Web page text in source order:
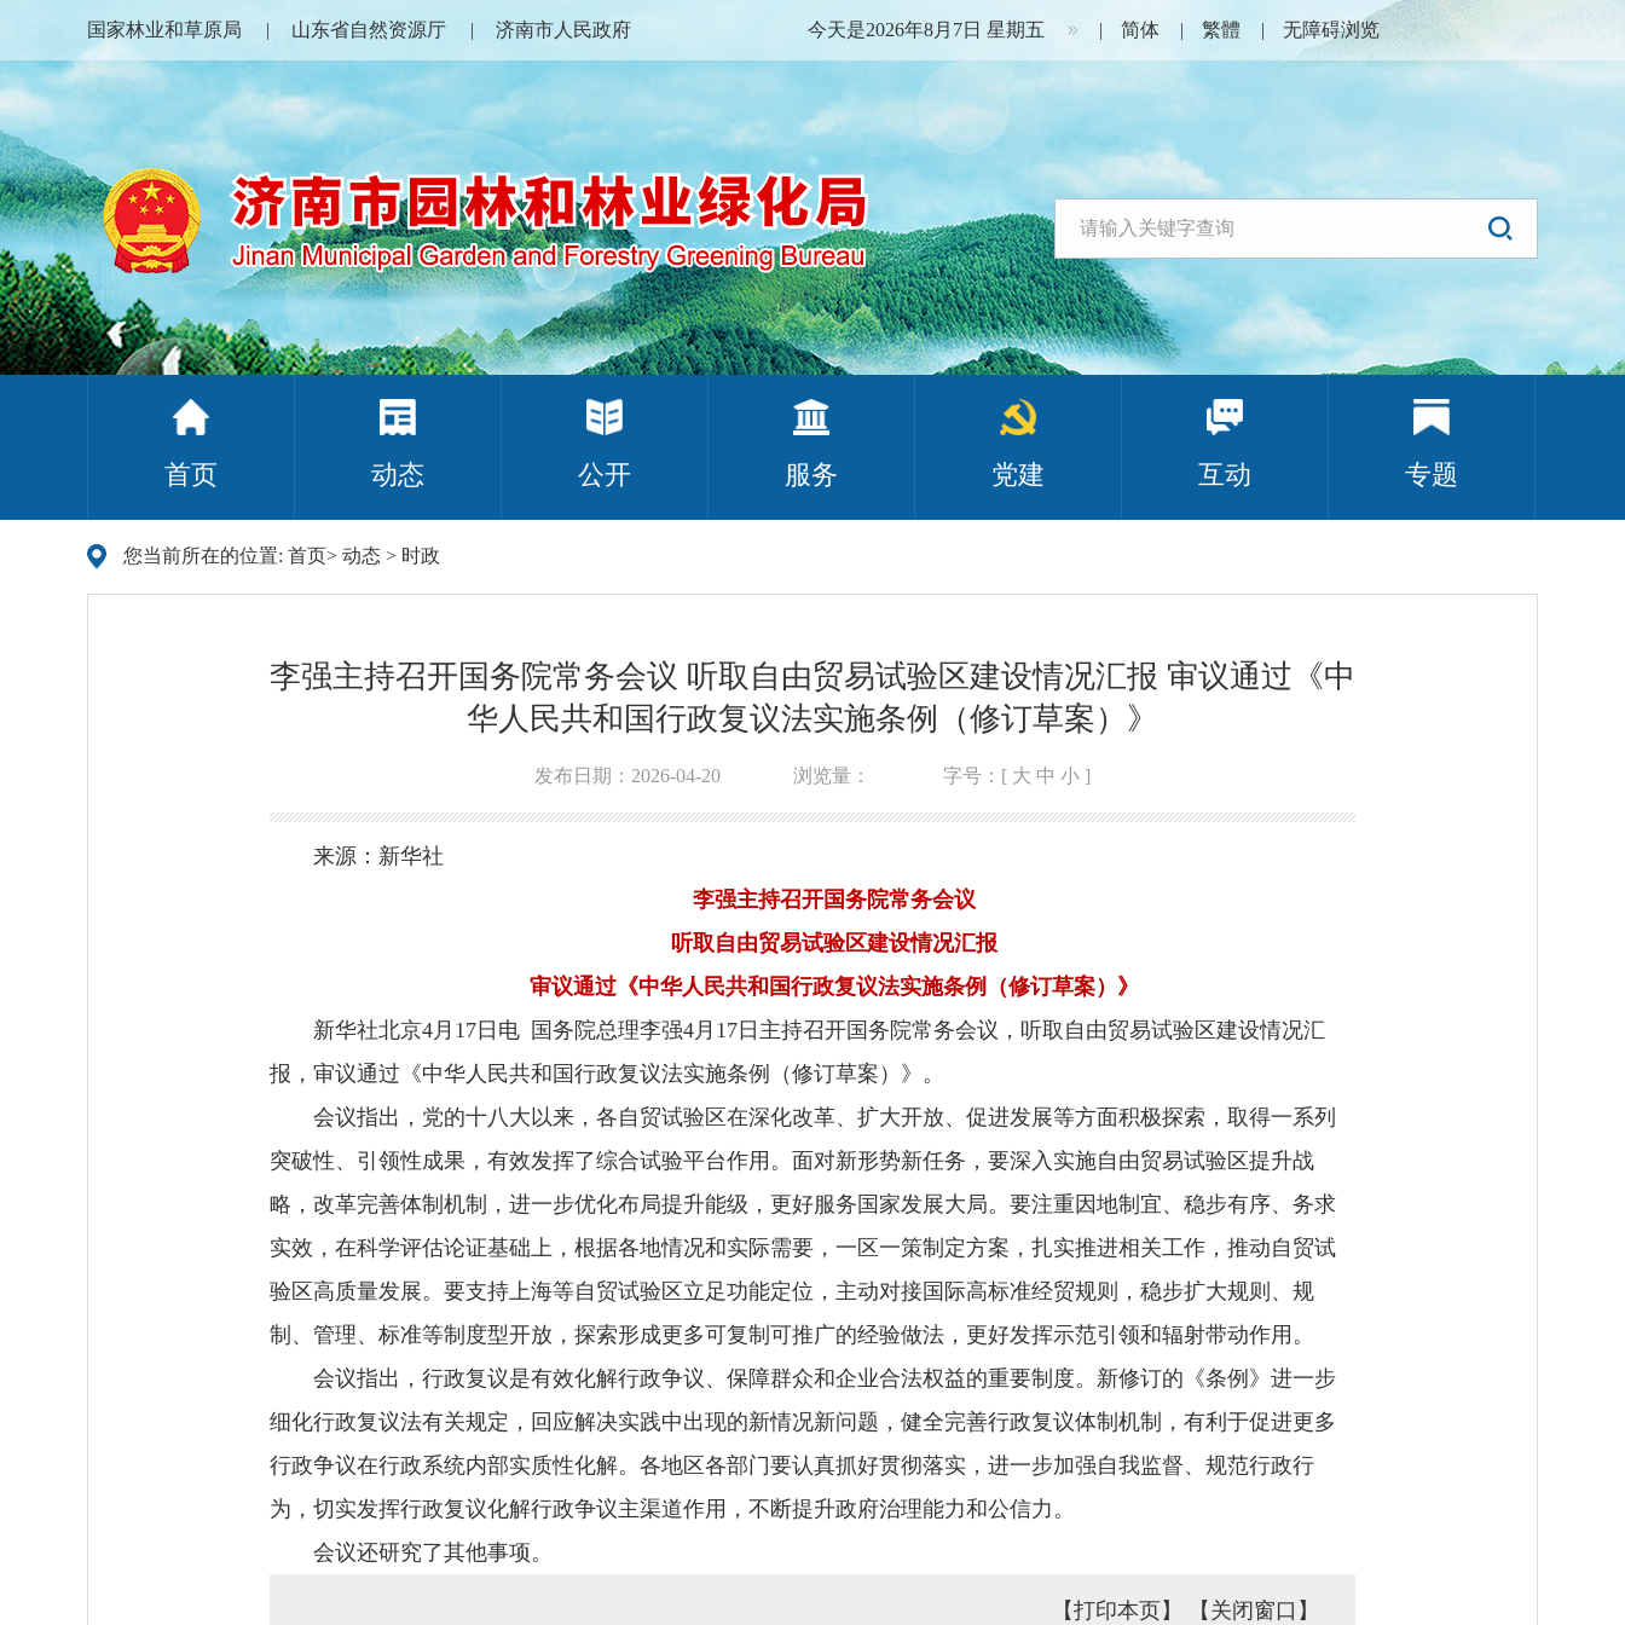
国家林业和草原局 山东省自然资源厅 济南市人民政府 今天是2026年8月7日 星期五 简体 繁體 无障碍浏览
首页 动态 公开 服务 党建 互动 专题
您当前所在的位置: 首页> 动态 > 时政
李强主持召开国务院常务会议 听取自由贸易试验区建设情况汇报 审议通过《中
华人民共和国行政复议法实施条例（修订草案）》
发布日期：2026-04-20 浏览量： 字号：[ 大 中 小 ]
来源：新华社
李强主持召开国务院常务会议
听取自由贸易试验区建设情况汇报
审议通过《中华人民共和国行政复议法实施条例（修订草案）》
新华社北京4月17日电 国务院总理李强4月17日主持召开国务院常务会议，听取自由贸易试验区建设情况汇
报，审议通过《中华人民共和国行政复议法实施条例（修订草案）》。
会议指出，党的十八大以来，各自贸试验区在深化改革、扩大开放、促进发展等方面积极探索，取得一系列
突破性、引领性成果，有效发挥了综合试验平台作用。面对新形势新任务，要深入实施自由贸易试验区提升战
略，改革完善体制机制，进一步优化布局提升能级，更好服务国家发展大局。要注重因地制宜、稳步有序、务求
实效，在科学评估论证基础上，根据各地情况和实际需要，一区一策制定方案，扎实推进相关工作，推动自贸试
验区高质量发展。要支持上海等自贸试验区立足功能定位，主动对接国际高标准经贸规则，稳步扩大规则、规
制、管理、标准等制度型开放，探索形成更多可复制可推广的经验做法，更好发挥示范引领和辐射带动作用。
会议指出，行政复议是有效化解行政争议、保障群众和企业合法权益的重要制度。新修订的《条例》进一步
细化行政复议法有关规定，回应解决实践中出现的新情况新问题，健全完善行政复议体制机制，有利于促进更多
行政争议在行政系统内部实质性化解。各地区各部门要认真抓好贯彻落实，进一步加强自我监督、规范行政行
为，切实发挥行政复议化解行政争议主渠道作用，不断提升政府治理能力和公信力。
会议还研究了其他事项。
【打印本页】 【关闭窗口】